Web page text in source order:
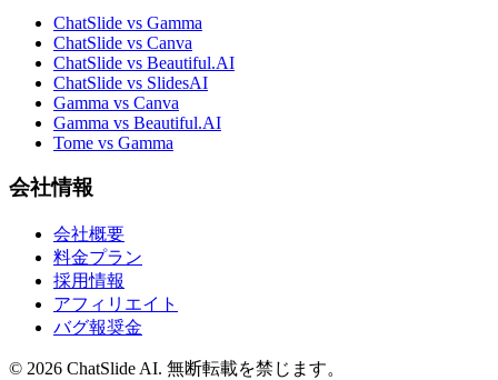
ChatSlide vs Gamma
ChatSlide vs Canva
ChatSlide vs Beautiful.AI
ChatSlide vs SlidesAI
Gamma vs Canva
Gamma vs Beautiful.AI
Tome vs Gamma
会社情報
会社概要
料金プラン
採用情報
アフィリエイト
バグ報奨金
© 2026 ChatSlide AI. 無断転載を禁じます。